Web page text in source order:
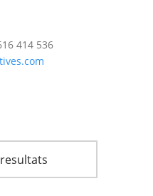
414 536
resultats